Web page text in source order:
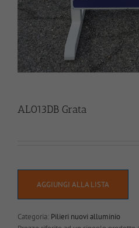
AL013DB Grata
AGGIUNGI ALLA LISTA
Categoria: Pilieri nuovi alluminio